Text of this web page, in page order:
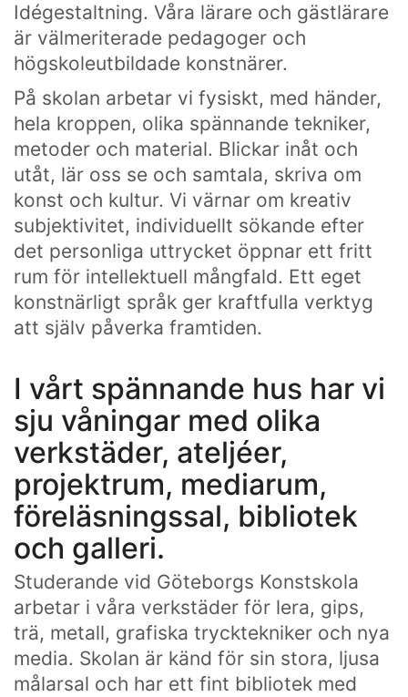
Idégestaltning. Våra lärare och gästlärare
är välmeriterade pedagoger och
högskoleutbildade konstnärer.
På skolan arbetar vi fysiskt, med händer,
hela kroppen, olika spännande tekniker,
metoder och material. Blickar inåt och
utåt, lär oss se och samtala, skriva om
konst och kultur. Vi värnar om kreativ
subjektivitet, individuellt sökande efter
det personliga uttrycket öppnar ett fritt
rum för intellektuell mångfald. Ett eget
konstnärligt språk ger kraftfulla verktyg
att själv påverka framtiden.
I vårt spännande hus har vi
sju våningar med olika
verkstäder, ateljéer,
projektrum, mediarum,
föreläsningssal, bibliotek
och galleri.
Studerande vid Göteborgs Konstskola
arbetar i våra verkstäder för lera, gips,
trä, metall, grafiska trycktekniker och nya
media. Skolan är känd för sin stora, ljusa
målarsal och har ett fint bibliotek med